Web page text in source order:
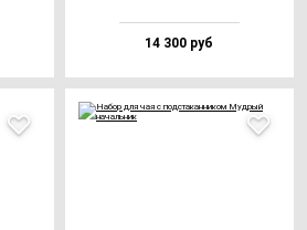
14 300 руб